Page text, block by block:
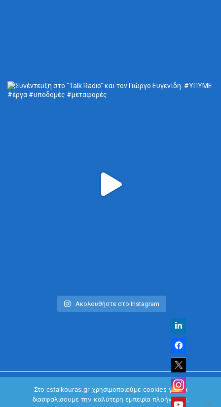
Ακολουθήστε στο Instagram
© Χρήστος Σταϊκούρας | All Rights Reserved 2026
Στο cstaikouras.gr χρησιμοποιούμε cookies για να
διασφαλίσουμε την καλύτερη εμπειρία πλοήγησης.